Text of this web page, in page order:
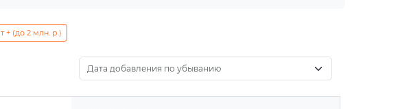
+ (до 2 млн. р.)